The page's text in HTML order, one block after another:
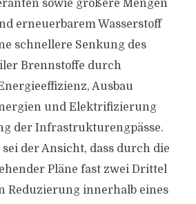
sowie größere Mengen
erneuerbarem Wasserstoff
schnellere Senkung des
Brennstoffe durch
Ausbau
und Elektrifizierung
der Infrastrukturengpässe.
der Ansicht, dass durch die
Pläne fast zwei Drittel
Reduzierung innerhalb eines